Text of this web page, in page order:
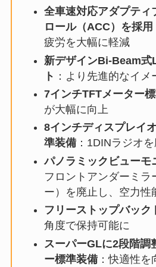
全車速対応アダプティ
ロール（ACC）を採用
疲労を大幅に軽減
新デザインBi-Beam式
ト ：より先進的なイメ
7インチTFTメーター
が大幅に向上
8インチディスプレイ
準装備：1DINラジオ
パノラミックビューモ
フロントアンダーミラ
ー）を廃止し、空力性
フリーストップバック
角度で保持可能に
スーパーGLに2段階調
ー標準装備：快適性を